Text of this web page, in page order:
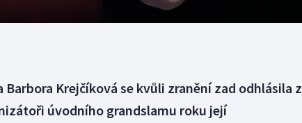
Krejčíková se kvůli zranění zad odhlásila z
úvodního grandslamu roku její